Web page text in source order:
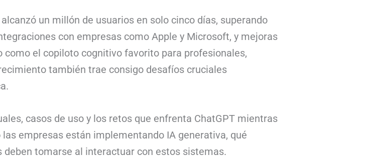
un millón de usuarios en solo cinco días, superando
con empresas como Apple y Microsoft, y mejoras
como el copiloto cognitivo favorito para profesionales,
también trae consigo desafíos cruciales
casos de uso y los retos que enfrenta ChatGPT mientras
empresas están implementando IA generativa, qué
tomarse al interactuar con estos sistemas.